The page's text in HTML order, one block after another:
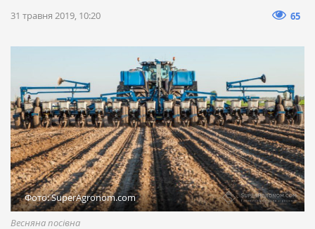
31 травня 2019, 10:20 65
Фото: SuperAgronom.com
Весняна посівна